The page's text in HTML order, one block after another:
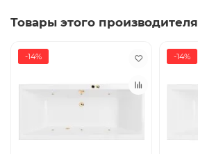
Товары этого производителя
-14% -14%